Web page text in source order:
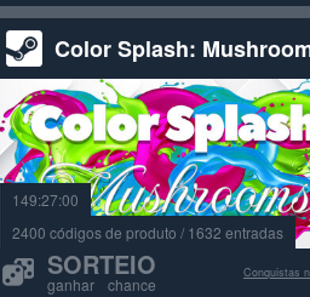
Color Splash:
149:27:00
2400 códigos de produto / 1632 entradas
SORTEIO
ganhar chance
Conquistas